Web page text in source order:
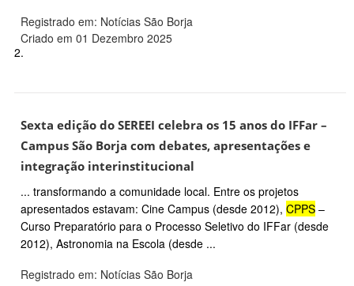
Registrado em: Notícias São Borja
Criado em 01 Dezembro 2025
2.
Sexta edição do SEREEI celebra os 15 anos do IFFar –
Campus São Borja com debates, apresentações e
integração interinstitucional
... transformando a comunidade local. Entre os projetos
apresentados estavam: Cine Campus (desde 2012), CPPS –
Curso Preparatório para o Processo Seletivo do IFFar (desde
2012), Astronomia na Escola (desde ...
Registrado em: Notícias São Borja